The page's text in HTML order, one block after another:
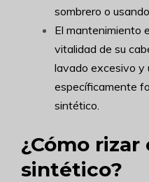
sombrero o
El mantenimiento
vitalidad de su
lavado excesivo y
específicamente
sintético.
¿Cómo
sintético?